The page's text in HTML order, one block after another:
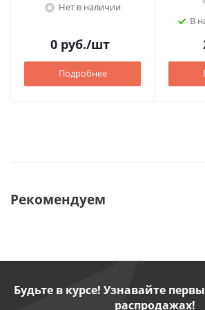
Нет в наличии
0 руб./шт
Подробнее
В
Рекомендуем
Будьте в курсе! Узнавайте
распродажах!